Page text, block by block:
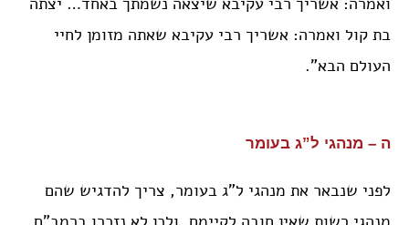
בת קול ואמרה: אשריך רבי עקיבא שאתה מזומן לחיי
העולם הבא”.
ה – מנהגי ל”ג בעומר
לפני שנבאר את מנהגי ל”ג בעומר, צריך להדגיש שהם